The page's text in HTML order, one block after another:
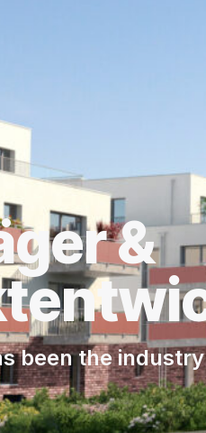
&
been the